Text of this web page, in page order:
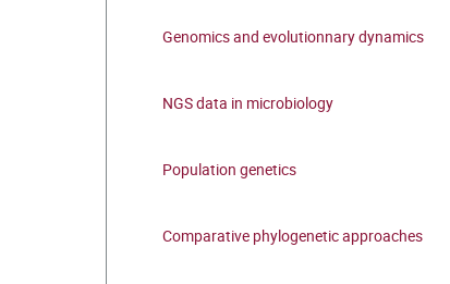
Genomics and evolutionnary dynamics
NGS data in microbiology
Population genetics
Comparative phylogenetic approaches